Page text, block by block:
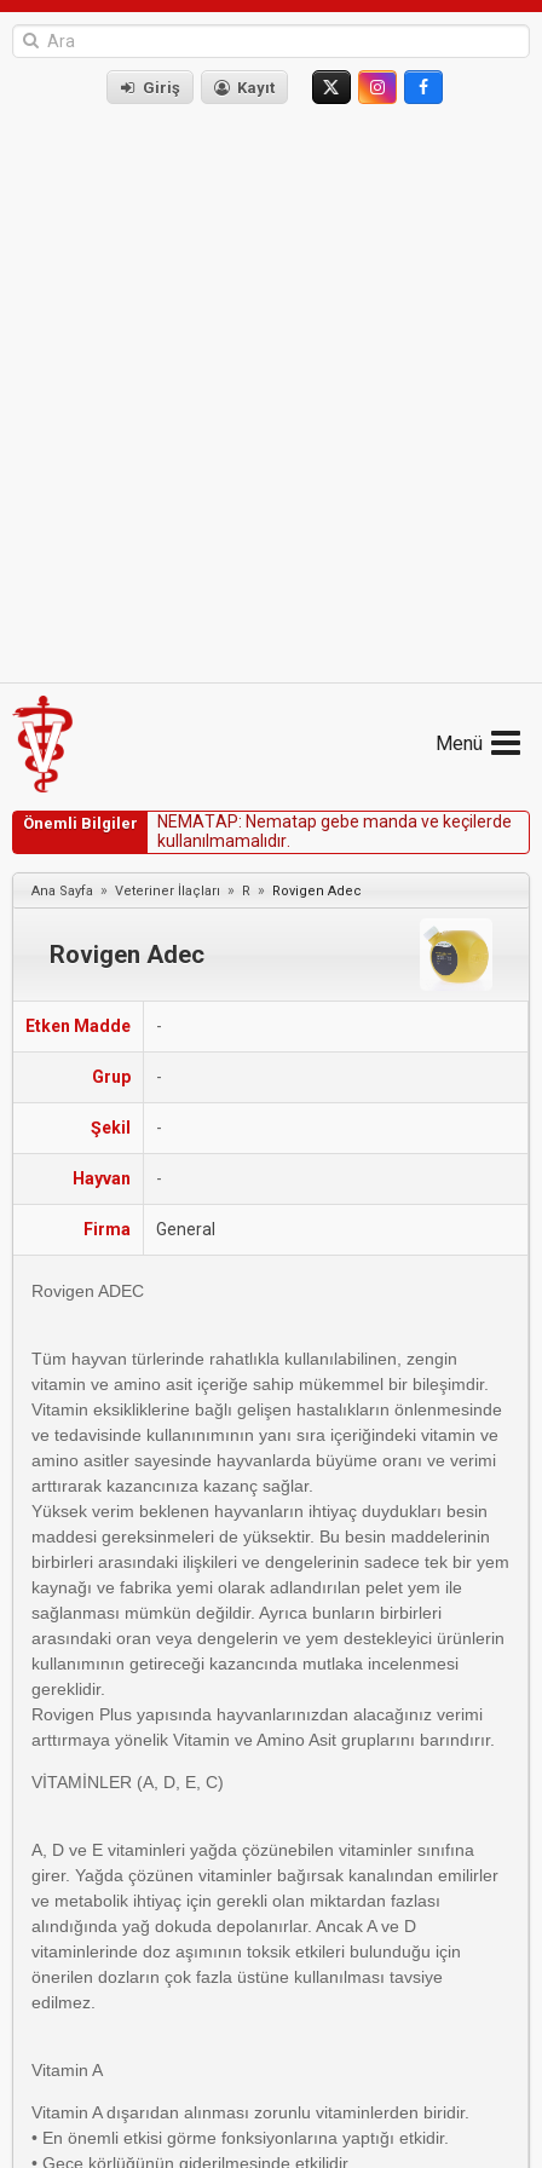
Giriş Kayıt
Menü
Önemli Bilgiler N EMATAP: Nematap gebe manda ve keçi erde
ku anı mama ıdır
Ana Sayfa » Veteriner İlaçları » R » Rovigen Adec
Rovigen Adec
Etken Madde -
Grup -
Şekil -
Hayvan -
Firma General
Rovigen ADEC
Tüm hayvan türlerinde rahatlıkla kullanılabilinen, zengin
vitamin ve amino asit içeriğe sahip mükemmel bir bileşimdir.
Vitamin eksikliklerine bağlı gelişen hastalıkların önlenmesinde
ve tedavisinde kullanınımının yanı sıra içeriğindeki vitamin ve
amino asitler sayesinde hayvanlarda büyüme oranı ve verimi
arttırarak kazancınıza kazanç sağlar.
Yüksek verim beklenen hayvanların ihtiyaç duydukları besin
maddesi gereksinmeleri de yüksektir. Bu besin maddelerinin
birbirleri arasındaki ilişkileri ve dengelerinin sadece tek bir yem
kaynağı ve fabrika yemi olarak adlandırılan pelet yem ile
sağlanması mümkün değildir. Ayrıca bunların birbirleri
arasındaki oran veya dengelerin ve yem destekleyici ürünlerin
kullanımının getireceği kazancında mutlaka incelenmesi
gereklidir.
Rovigen Plus yapısında hayvanlarınızdan alacağınız verimi
arttırmaya yönelik Vitamin ve Amino Asit gruplarını barındırır.
VİTAMİNLER (A, D, E, C)
A, D ve E vitaminleri yağda çözünebilen vitaminler sınıfına
girer. Yağda çözünen vitaminler bağırsak kanalından emilirler
ve metabolik ihtiyaç için gerekli olan miktardan fazlası
alındığında yağ dokuda depolanırlar. Ancak A ve D
vitaminlerinde doz aşımının toksik etkileri bulunduğu için
önerilen dozların çok fazla üstüne kullanılması tavsiye
edilmez.
Vitamin A
Vitamin A dışarıdan alınması zorunlu vitaminlerden biridir.
• En önemli etkisi görme fonksiyonlarına yaptığı etkidir.
• Gece körlüğünün giderilmesinde etkilidir.